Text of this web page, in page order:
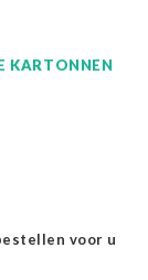
KARTONNEN
voor u